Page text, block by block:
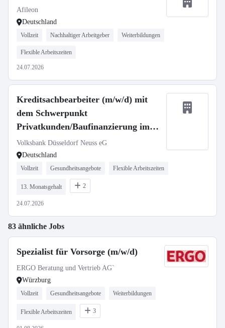
Afileon
Deutschland
Vollzeit Nachhaltiger Arbeitgeber Weiterbildungen
Flexible Arbeitszeiten
24.07.2026
Kreditsachbearbeiter (m/w/d) mit
dem Schwerpunkt
Privatkunden/Baufinanzierung im
Bestandsgeschäft
Volksbank Düsseldorf Neuss eG
Deutschland
Vollzeit Gesundheitsangebote Flexible Arbeitszeiten
13. Monatsgehalt 2
24.07.2026
83 ähnliche Jobs
Spezialist für Vorsorge (m/w/d)
ERGO Beratung und Vertrieb AG`
Würzburg
Vollzeit Gesundheitsangebote Weiterbildungen
Flexible Arbeitszeiten 3